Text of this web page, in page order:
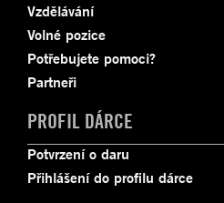
Vzdělávání
Volné pozice
Potřebujete pomoci?
Partneři
PROFIL DÁRCE
Potvrzení o daru
Přihlášení do profilu dárce